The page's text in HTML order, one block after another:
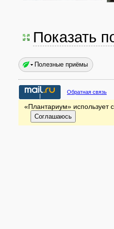
Показать
Полезные приёмы
Обратная связь
«Плантариум» использует
Соглашаюсь